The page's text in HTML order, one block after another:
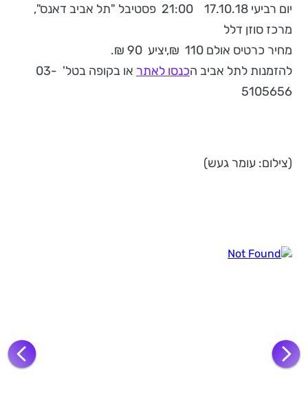
יום רביעי 17.10.18 21:00 פסטיבל "תל אביב דאנס",
מרכז סוזן דלל
מחיר כרטיס אולם 110 ₪,יציע 90 ₪.
להזמנות לתל אביב הכנסו לאתר
או בקופה בטל' 03-
5105656
(צילום: עומר געש)